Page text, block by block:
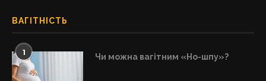
ВАГІТНІСТЬ
1 Чи можна вагітним «Но-шпу»?